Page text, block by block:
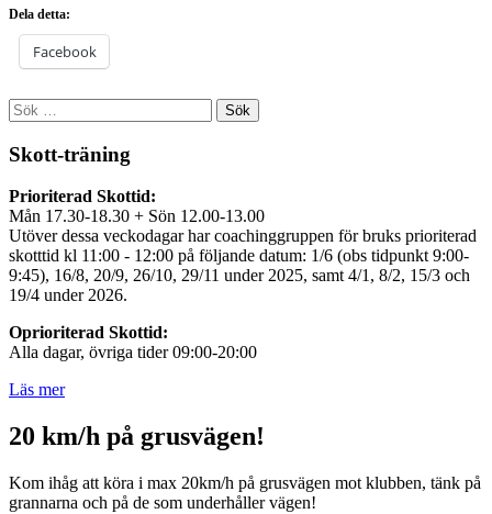
Dela detta:
Facebook
Sök
efter:
Skott-träning
Prioriterad Skottid:
Mån 17.30-18.30 + Sön 12.00-13.00
Utöver dessa veckodagar har coachinggruppen för bruks prioriterad
skotttid kl 11:00 - 12:00 på följande datum: 1/6 (obs tidpunkt 9:00-
9:45), 16/8, 20/9, 26/10, 29/11 under 2025, samt 4/1, 8/2, 15/3 och
19/4 under 2026.
Oprioriterad Skottid:
Alla dagar, övriga tider 09:00-20:00
Läs mer
20 km/h på grusvägen!
Kom ihåg att köra i max 20km/h på grusvägen mot klubben, tänk på
grannarna och på de som underhåller vägen!